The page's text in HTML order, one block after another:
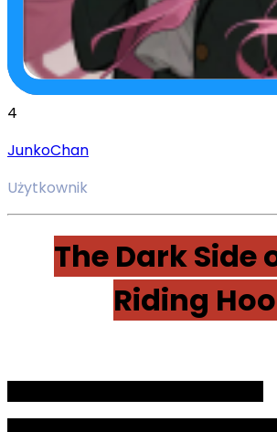
4
JunkoChan
Użytkownik
The Dark Side
Riding